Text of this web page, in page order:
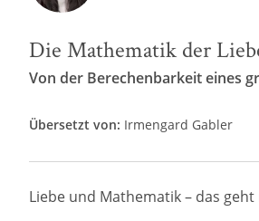
Die Mathematik der
Von der Berechenbarkeit eines
Übersetzt von: Irmengard Gabler
Liebe und Mathematik – das